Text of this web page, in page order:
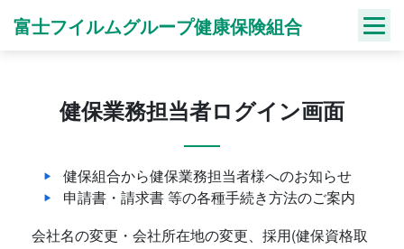
富士フイルムグループ健康保険組合
健保業務担当者ログイン画面
健保組合から健保業務担当者様へのお知らせ
申請書・請求書 等の各種手続き方法のご案内
会社名の変更・会社所在地の変更、採用(健保資格取